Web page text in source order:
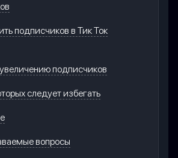
подписчиков в Тик Ток
подписчиков
следует избегать
вопросы